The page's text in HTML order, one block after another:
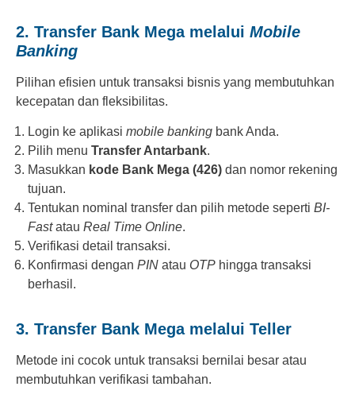
2. Transfer Bank Mega melalui Mobile
Banking
Pilihan efisien untuk transaksi bisnis yang membutuhkan
kecepatan dan fleksibilitas.
Login ke aplikasi mobile banking bank Anda.
Pilih menu Transfer Antarbank.
Masukkan kode Bank Mega (426) dan nomor rekening
tujuan.
Tentukan nominal transfer dan pilih metode seperti BI-
Fastatau Real Time Online.
Verifikasi detail transaksi.
Konfirmasi dengan PIN atau OTP hingga transaksi
berhasil.
3. Transfer Bank Mega melalui Teller
Metode ini cocok untuk transaksi bernilai besar atau
membutuhkan verifikasi tambahan.